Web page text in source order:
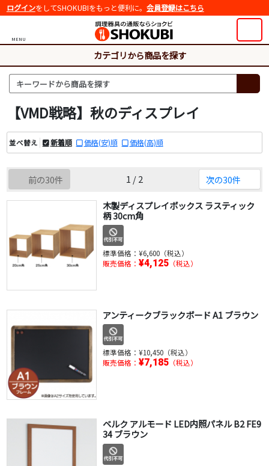
ログインをしてSHOKUBIをもっと便利に。 会員登録はこちら
MENU
カテゴリから商品を探す
【VMD戦略】秋のディスプレイ
並べ替え 新着順 価格(安)順 価格(高)順
前の30件 1 / 2 次の30件
木製ディスプレイボックス ラスティック
柄 30cm角
標準価格： ¥6,600（税込）
販売価格： ¥4,125（税込）
アンティークブラックボード A1 ブラウン
標準価格： ¥10,450（税込）
販売価格： ¥7,185（税込）
ベルク アルモード LED内照パネル B2 FE9
34 ブラウン